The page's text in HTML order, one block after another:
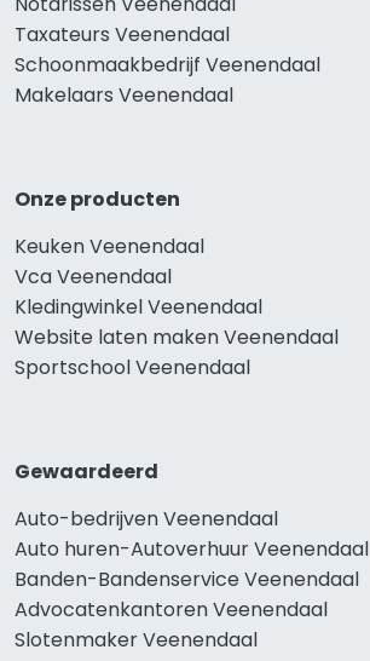
Taxateurs Veenendaal
Schoonmaakbedrijf Veenendaal
Makelaars Veenendaal
Onze producten
Keuken Veenendaal
Vca Veenendaal
Kledingwinkel Veenendaal
Website laten maken Veenendaal
Sportschool Veenendaal
Gewaardeerd
Auto-bedrijven Veenendaal
Auto huren-Autoverhuur Veenendaal
Banden-Bandenservice Veenendaal
Advocatenkantoren Veenendaal
Slotenmaker Veenendaal